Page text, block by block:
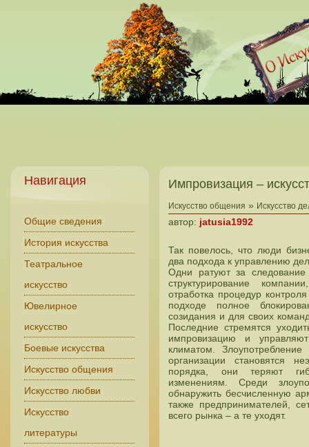
Навигация
Общие сведения
История искусства
Театральное
искусство
Ювелирное
искусство
Боевые искусства
Искусство общения
Искусство любви
Искусство
литературы
Импровизация –
Искусство общения » Искусство
автор: jatusia1992
Так повелось, что люди
два подхода к управлению
Одни ратуют за
структурирование
отработка процедур
подходе полное
созидания и для своих
Последние стремятся
импровизацию и
климатом.
организации становятся
порядка, они теряют
изменениям. Среди
обнаружить бесчисленную
также предпринимателей,
всего рынка – а те уходят.